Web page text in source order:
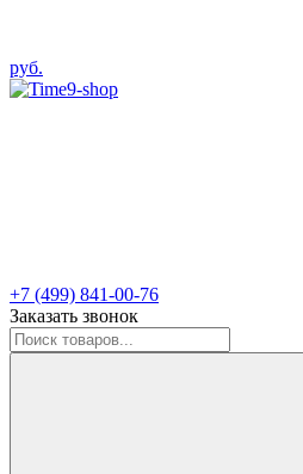
руб.
+7 (499) 841-00-76
Заказать звонок